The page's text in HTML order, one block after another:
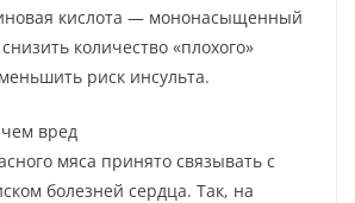
кислота — мононасыщенный
количество «плохого»
риск инсульта.
вред
мяса принято связывать с
болезней сердца. Так, на